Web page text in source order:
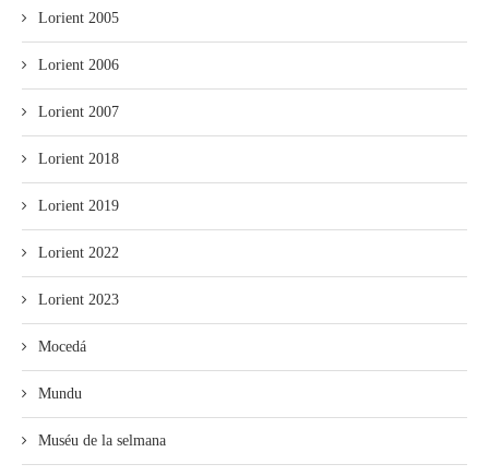
Lorient 2005
Lorient 2006
Lorient 2007
Lorient 2018
Lorient 2019
Lorient 2022
Lorient 2023
Mocedá
Mundu
Muséu de la selmana